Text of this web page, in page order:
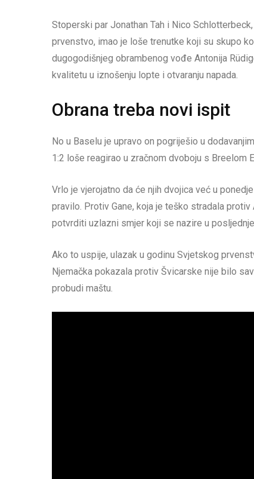
Stoperski par Jonathan Tah i Nico
prvenstvo, imao je loše trenutke koji su skupo
dugogodišnjeg obrambenog vođe Antonija
kvalitetu u iznošenju lopte i otvaranju napada.
Obrana treba novi ispit
No u Baselu je upravo on pogriješio u
1:2 loše reagirao u zračnom dvoboju s Breelom
Vrlo je vjerojatno da će njih dvojica već u
pravilo. Protiv Gane, koja je teško stradala
potvrditi uzlazni smjer koji se nazire u
Ako to uspije, ulazak u godinu Svjetskog
Njemačka pokazala protiv Švicarske nije bilo
probudi maštu.